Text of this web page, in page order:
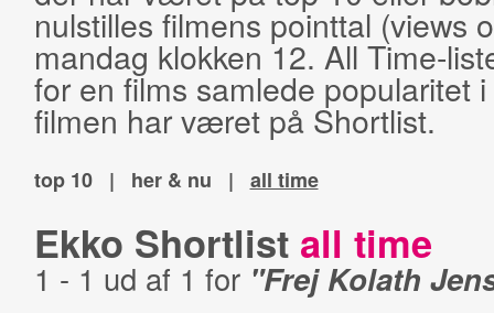
nulstilles filmens pointtal (views
mandag klokken 12. All Time-
for en films samlede popularitet
filmen har været på Shortlist.
top 10 | her & nu | all time
Ekko Shortlist all time
1 - 1 ud af 1 for "Frej Kolath